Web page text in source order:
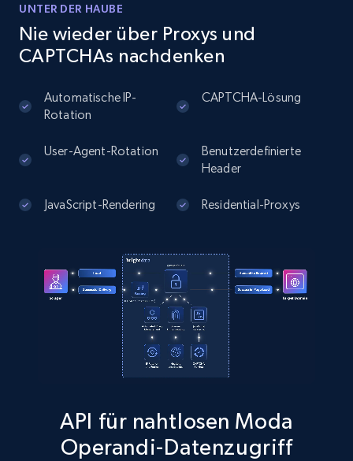
Instagram - Posts
comments, Date posted, Likes, Photos, and
more.
13.2K+ 1.6K+ Gratis testen
URL, User posted, Description, Hashtags, Num
comments, Date posted, Likes, Photos, and
more.
1.6K+ Gratis testen
Zillow properties listing information
Zpid, City, State, HomeStatus, Address,
UNTER DER HAUBE
Nie wieder über Proxys und
CAPTCHAs nachdenken
Automatische IP-
Rotation
CAPTCHA-Lösung
User-Agent-Rotation
Benutzerdefinierte
Header
JavaScript-Rendering Residential-Proxys
API für nahtlosen Moda
Operandi-Datenzugriff